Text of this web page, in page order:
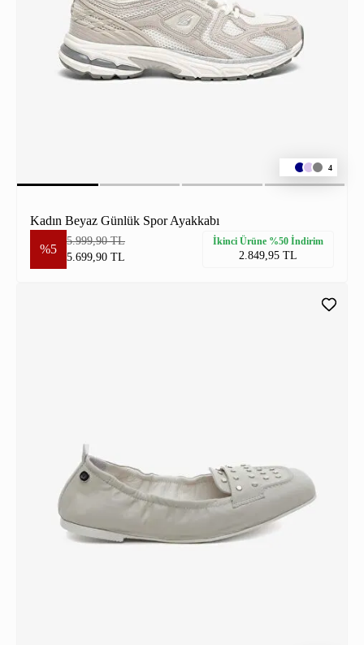
4
Kadın Beyaz Günlük Spor Ayakkabı
%5
5.999,90 TL
5.699,90 TL
İkinci Ürüne %50 İndirim
2.849,95 TL